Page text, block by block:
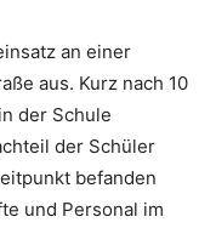
an einer
aus. Kurz nach 10
der Schule
der Schüler
befanden
und Personal im